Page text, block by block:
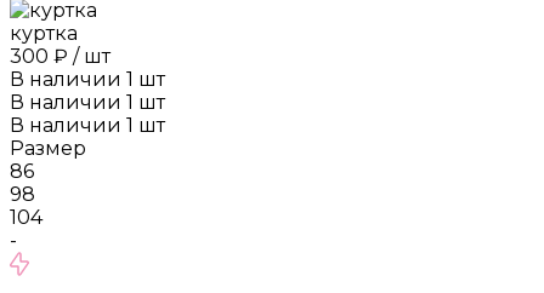
куртка
300 ₽ / шт
В наличии 1 шт
В наличии 1 шт
В наличии 1 шт
Размер
86
98
104
-